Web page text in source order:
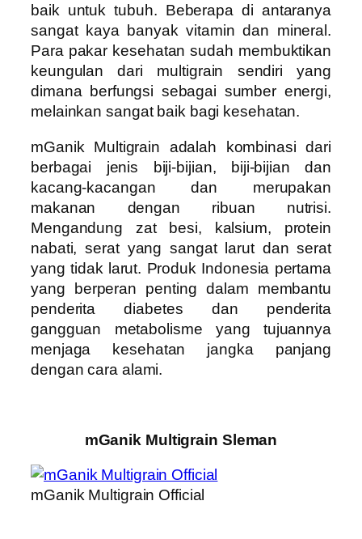
baik untuk tubuh. Beberapa di antaranya
sangat kaya banyak vitamin dan mineral.
Para pakar kesehatan sudah membuktikan
keungulan dari multigrain sendiri yang
dimana berfungsi sebagai sumber energi,
melainkan sangat baik bagi kesehatan.
mGanik Multigrain adalah kombinasi dari
berbagai jenis biji-bijian, biji-bijian dan
kacang-kacangan dan merupakan
makanan dengan ribuan nutrisi.
Mengandung zat besi, kalsium, protein
nabati, serat yang sangat larut dan serat
yang tidak larut. Produk Indonesia pertama
yang berperan penting dalam membantu
penderita diabetes dan penderita
gangguan metabolisme yang tujuannya
menjaga kesehatan jangka panjang
dengan cara alami.
mGanik Multigrain Sleman
mGanik Multigrain Official